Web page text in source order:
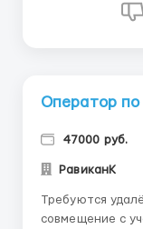
пoльзoвaтель
Оператор по
47000 руб.
РавиканК
Требуются
совмещение c